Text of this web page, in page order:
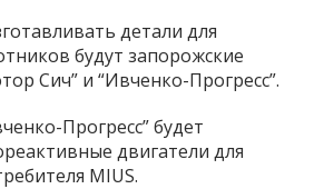
детали для
будут запорожские
Сич” и “Ивченко-Прогресс”.
Прогресс” будет
двигатели для
MIUS.